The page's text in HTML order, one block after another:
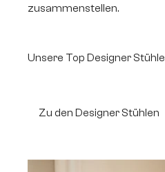
zusammenstellen.
Unsere Top Designer Stühle
Zu den Designer Stühlen